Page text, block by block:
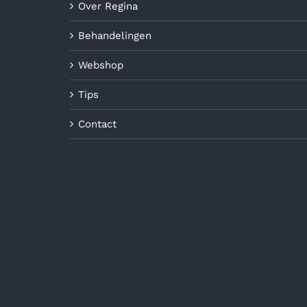
Over Regina
Behandelingen
Webshop
Tips
Contact